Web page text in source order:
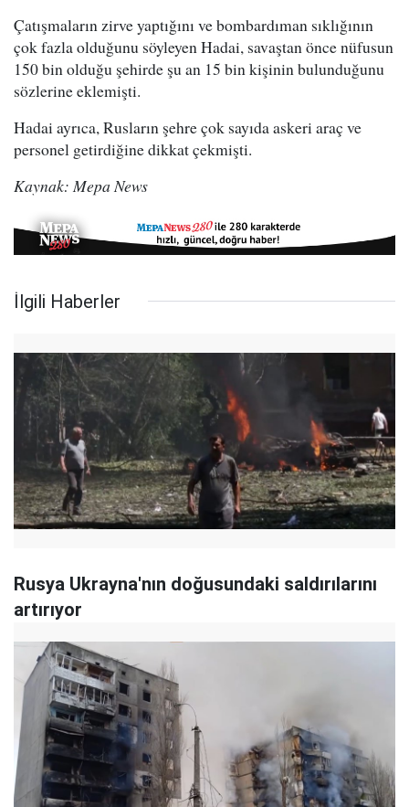
Çatışmaların zirve yaptığını ve bombardıman sıklığının
çok fazla olduğunu söyleyen Hadai, savaştan önce nüfusun
150 bin olduğu şehirde şu an 15 bin kişinin bulunduğunu
sözlerine eklemişti.
Hadai ayrıca, Rusların şehre çok sayıda askeri araç ve
personel getirdiğine dikkat çekmişti.
Kaynak: Mepa News
İlgili Haberler
Rusya Ukrayna'nın doğusundaki saldırılarını
artırıyor